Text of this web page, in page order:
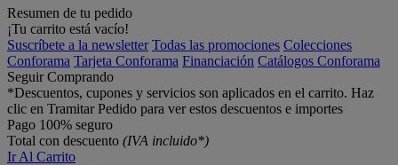
Resumen de tu pedido
¡Tu carrito está vacío!
Suscríbete a la newsletter Todas las promociones Colecciones
Conforama Tarjeta Conforama Financiación Catálogos Conforama
Seguir Comprando
*Descuentos, cupones y servicios son aplicados en el carrito. Haz
clic en Tramitar Pedido para ver estos descuentos e importes
Pago 100% seguro
Total con descuento (IVA incluido*)
Ir Al Carrito